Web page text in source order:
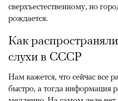
сверхъестественному, но
рождается.
Как
слухи в СССР
Нам кажется, что сейчас все
быстро, а тогда информация